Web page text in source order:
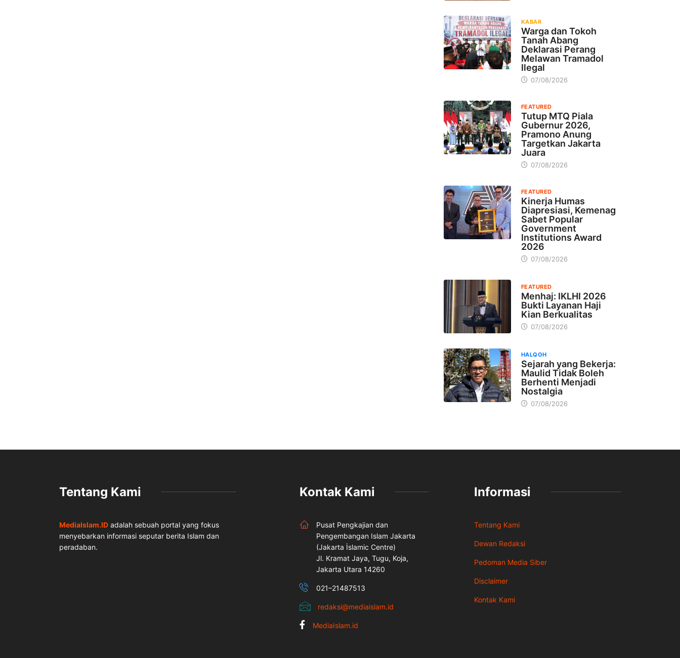
KABAR
Warga dan Tokoh
Tanah Abang
Deklarasi Perang
Melawan Tramadol
Ilegal
07/08/2026
FEATURED
Tutup MTQ Piala
Gubernur 2026,
Pramono Anung
Targetkan Jakarta
Juara
07/08/2026
FEATURED
Kinerja Humas
Diapresiasi, Kemenag
Sabet Popular
Government
Institutions Award
2026
07/08/2026
FEATURED
Menhaj: IKLHI 2026
Bukti Layanan Haji
Kian Berkualitas
07/08/2026
HALQOH
Sejarah yang Bekerja:
Maulid Tidak Boleh
Berhenti Menjadi
Nostalgia
07/08/2026
Tentang Kami
MediaIslam.ID adalah sebuah portal yang fokus
menyebarkan informasi seputar berita Islam dan
peradaban.
Kontak Kami
Pusat Pengkajian dan
Pengembangan Islam Jakarta
(Jakarta İslamic Centre)
Jl. Kramat Jaya, Tugu, Koja,
Jakarta Utara 14260
021–21487513
redaksi@mediaislam.id
MediaIslam.id
Informasi
Tentang Kami
Dewan Redaksi
Pedoman Media Siber
Disclaimer
Kontak Kami